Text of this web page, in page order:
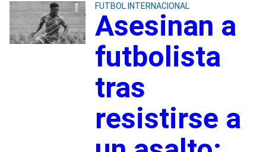
FUTBOL INTERNACIONAL
Asesinan a
futbolista
tras
resistirse a